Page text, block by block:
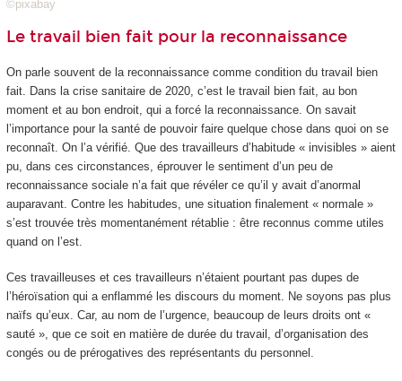
©pixabay
Le travail bien fait pour la reconnaissance
On parle souvent de la reconnaissance comme condition du travail bien
fait. Dans la crise sanitaire de 2020, c’est le travail bien fait, au bon
moment et au bon endroit, qui a forcé la reconnaissance. On savait
l’importance pour la santé de pouvoir faire quelque chose dans quoi on se
reconnaît. On l’a vérifié. Que des travailleurs d’habitude « invisibles » aient
pu, dans ces circonstances, éprouver le sentiment d’un peu de
reconnaissance sociale n’a fait que révéler ce qu’il y avait d’anormal
auparavant. Contre les habitudes, une situation finalement « normale »
s’est trouvée très momentanément rétablie : être reconnus comme utiles
quand on l’est.
Ces travailleuses et ces travailleurs n’étaient pourtant pas dupes de
l’héroïsation qui a enflammé les discours du moment. Ne soyons pas plus
naïfs qu’eux. Car, au nom de l’urgence, beaucoup de leurs droits ont «
sauté », que ce soit en matière de durée du travail, d’organisation des
congés ou de prérogatives des représentants du personnel.